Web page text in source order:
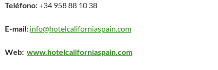
Teléfono:+34 958 88 10 38
E-mail: info@hotelcaliforniaspain.com
Web: www.hotelcaliforniaspain.com